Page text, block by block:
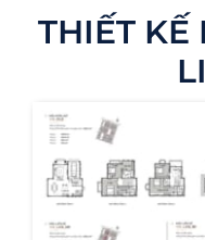
THIẾT KẾ